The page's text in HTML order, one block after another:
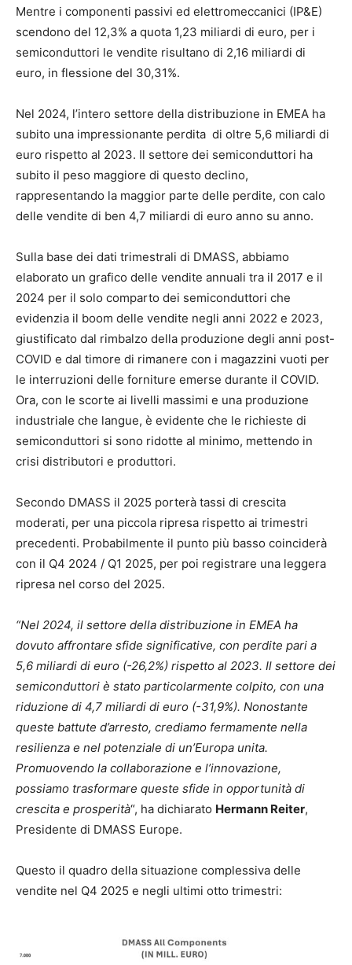
Mentre i componenti passivi ed elettromeccanici (IP&E)
scendono del 12,3% a quota 1,23 miliardi di euro, per i
semiconduttori le vendite risultano di 2,16 miliardi di
euro, in flessione del 30,31%.
Nel 2024, l’intero settore della distribuzione in EMEA ha
subito una impressionante perdita di oltre 5,6 miliardi di
euro rispetto al 2023. Il settore dei semiconduttori ha
subito il peso maggiore di questo declino,
rappresentando la maggior parte delle perdite, con calo
delle vendite di ben 4,7 miliardi di euro anno su anno.
Sulla base dei dati trimestrali di DMASS, abbiamo
elaborato un grafico delle vendite annuali tra il 2017 e il
2024 per il solo comparto dei semiconduttori che
evidenzia il boom delle vendite negli anni 2022 e 2023,
giustificato dal rimbalzo della produzione degli anni post-
COVID e dal timore di rimanere con i magazzini vuoti per
le interruzioni delle forniture emerse durante il COVID.
Ora, con le scorte ai livelli massimi e una produzione
industriale che langue, è evidente che le richieste di
semiconduttori si sono ridotte al minimo, mettendo in
crisi distributori e produttori.
Secondo DMASS il 2025 porterà tassi di crescita
moderati, per una piccola ripresa rispetto ai trimestri
precedenti. Probabilmente il punto più basso coinciderà
con il Q4 2024 / Q1 2025, per poi registrare una leggera
ripresa nel corso del 2025.
“Nel 2024, il settore della distribuzione in EMEA ha
dovuto affrontare sfide significative, con perdite pari a
5,6 miliardi di euro (-26,2%) rispetto al 2023. Il settore dei
semiconduttori è stato particolarmente colpito, con una
riduzione di 4,7 miliardi di euro (-31,9%). Nonostante
queste battute d’arresto, crediamo fermamente nella
resilienza e nel potenziale di un’Europa unita.
Promuovendo la collaborazione e l’innovazione,
possiamo trasformare queste sfide in opportunità di
crescita e prosperità“, ha dichiarato Hermann Reiter,
Presidente di DMASS Europe.
Questo il quadro della situazione complessiva delle
vendite nel Q4 2025 e negli ultimi otto trimestri: